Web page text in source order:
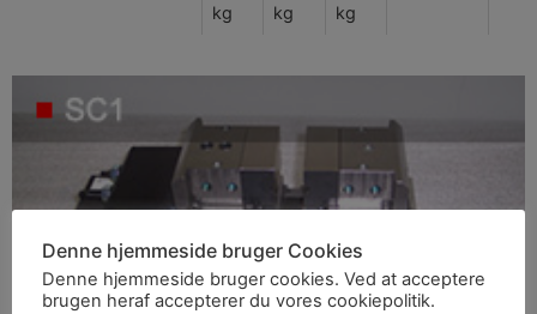
kg
kg
kg
Denne hjemmeside bruger Cookies
Denne hjemmeside bruger cookies. Ved at acceptere
brugen heraf accepterer du vores cookiepolitik.